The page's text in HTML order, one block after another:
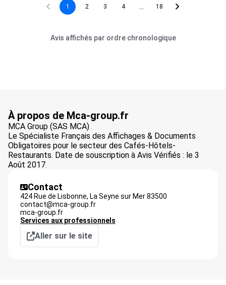
1 2 3 4 18
Avis affichés par ordre chronologique
À propos de Mca-group.fr
MCA Group (SAS MCA)
Le Spécialiste Français des Affichages & Documents
Obligatoires pour le secteur des Cafés-Hôtels-
Restaurants. Date de souscription à Avis Vérifiés : le 3
Août 2017.
Contact
424 Rue de Lisbonne, La Seyne sur Mer83500
contact@mca-group.fr
mca-group.fr
Services aux professionnels
Aller sur le site